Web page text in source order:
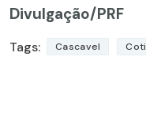
Divulgação/PRF
Tags: Cascavel